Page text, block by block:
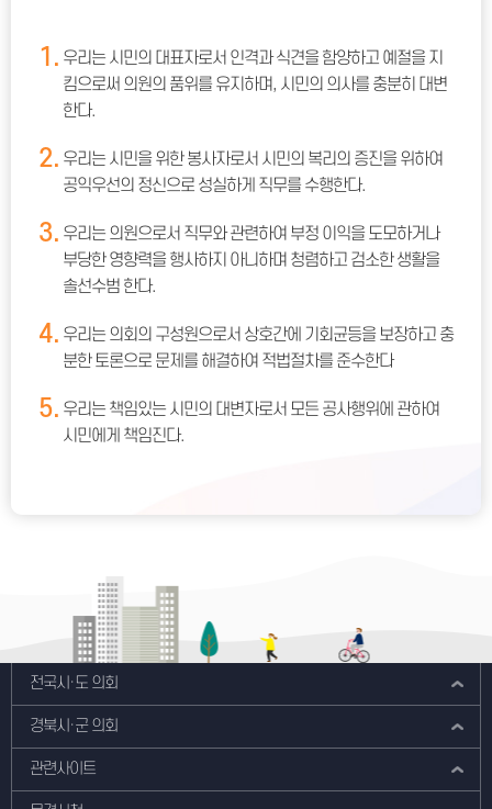
1. 우리는 시민의 대표자로서 인격과 식견을 함양하고 예절을 지
킴으로써 의원의 품위를 유지하며, 시민의 의사를 충분히 대변
한다.
2. 우리는 시민을 위한 봉사자로서 시민의 복리의 증진을 위하여
공익우선의 정신으로 성실하게 직무를 수행한다.
3. 우리는 의원으로서 직무와 관련하여 부정 이익을 도모하거나
부당한 영향력을 행사하지 아니하며 청렴하고 검소한 생활을
솔선수범 한다.
4. 우리는 의회의 구성원으로서 상호간에 기회균등을 보장하고 충
분한 토론으로 문제를 해결하여 적법절차를 준수한다
5. 우리는 책임있는 시민의 대변자로서 모든 공사행위에 관하여
시민에게 책임진다.
전국시·도 의회
경북시·군 의회
관련사이트